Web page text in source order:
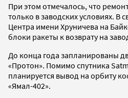
При этом отмечалось, что
только в заводских условиях. В
Центра имени Хруничева на
блоки ракеты к возврату на
До конца года запланированы
«Протон». Помимо спутника
планируется вывод на орбиту
«Ямал-402».